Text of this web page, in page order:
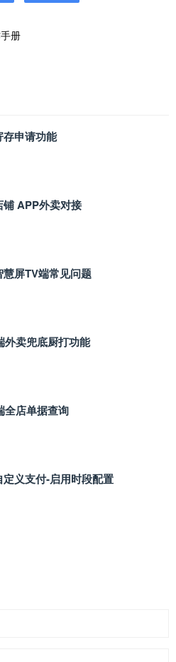
册
申请功能
铺 APP外卖对接
屏TV端常见问题
外卖兜底厨打功能
全店单据查询
义支付‑启用时段配置